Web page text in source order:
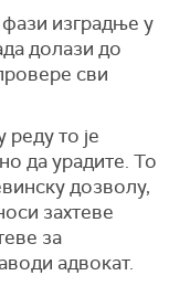
изградње у
долази до
сви
то је
да урадите. То
дозволу,
захтеве
за
адвокат.